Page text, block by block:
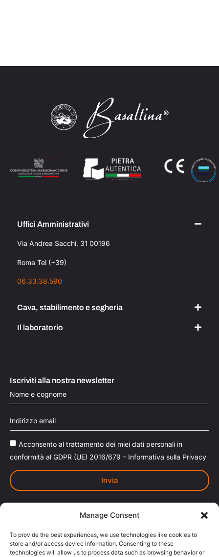
Manage Consent
To provide the best experiences, we use technologies like cookies to
store and/or access device information. Consenting to these
technologies will allow us to process data such as browsing behavior or
Uffici Amministrativi
Via Andrea Sacchi, 31 00196
Roma Tel (+39)
06.33.38.590
Cava, stabilimento e segheria
Il laboratorio
Iscriviti alla nostra newsletter
Acconsento al trattamento dei miei dati personali in
conformità al GDPR (UE) 2016/679 – Informativa sulla Privacy
Invia
Basaltina ®è un marchio registrato di Basaltina S.r.l.
Qualsiasi uso improprio o non autorizzato del marchio